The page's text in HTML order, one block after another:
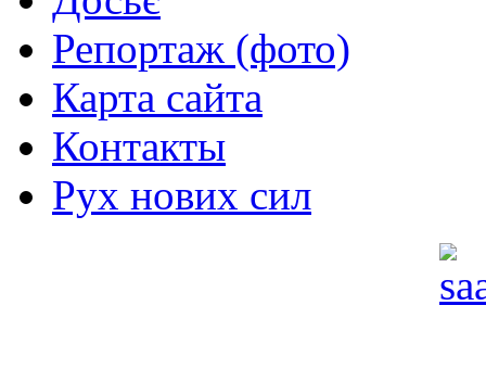
Репортаж (фото)
Карта сайта
Контакты
Рух нових сил